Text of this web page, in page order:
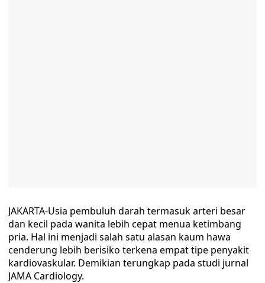
JAKARTA-Usia pembuluh darah termasuk arteri besar
dan kecil pada wanita lebih cepat menua ketimbang
pria. Hal ini menjadi salah satu alasan kaum hawa
cenderung lebih berisiko terkena empat tipe penyakit
kardiovaskular. Demikian terungkap pada studi jurnal
JAMA Cardiology.